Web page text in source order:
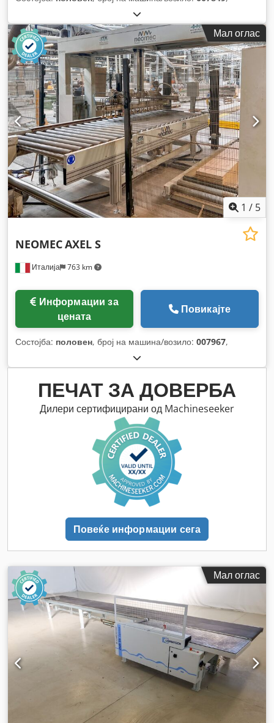
Мал оглас
1 / 5
Италија 763 km
NEOMECAXEL S
цената
Повикајте
Состојба: половен, број на машина/возило: 007967,
ПЕЧАТ ЗА ДОВЕРБА
Дилери сертифицирани од Machineseeker
Повеќе информации сега
Мал оглас